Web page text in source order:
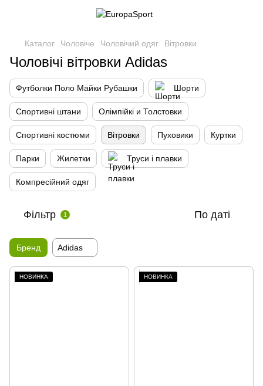
Каталог Чоловіче Чоловічий одяг Вітровки
Чоловічі вітровки Adidas
Футболки Поло Майки Рубашки Шорти
Спортивні штани Олімпійкі и Толстовки
Спортивні костюми Вітровки Пуховики Куртки
Парки Жилетки Труси і плавки
Компресійний одяг
Фільтр 1 По даті
Бренд Adidas
НОВИНКА НОВИНКА